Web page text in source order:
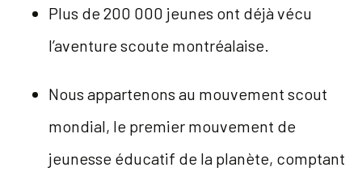
Plus de 200 000 jeunes ont déjà vécu
l’aventure scoute montréalaise.
Nous appartenons au mouvement scout
mondial, le premier mouvement de
jeunesse éducatif de la planète, comptant